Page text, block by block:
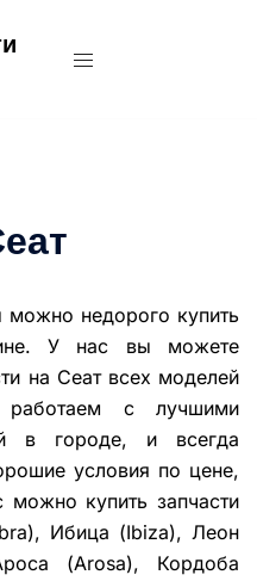
можно недорого купить
У нас вы можете
на Сеат всех моделей
с лучшими
в городе, и всегда
условия по цене,
купить запчасти
Ибица (Ibiza), Леон
(Arosa), Кордоба